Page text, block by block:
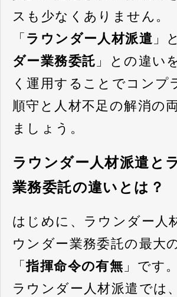
スも少なくありません。
「 ラウンダー人材派遣 」
ダー業務委託 」との違い
く運用することでコンプ
順守と人材不足の解消の
ましょう。
ラウンダー人材派遣と
業務委託の違いとは？
はじめに、ラウンダー人
ウンダー業務委託の最大
「指揮命令の有無 」です。
ラウンダー人材派遣では